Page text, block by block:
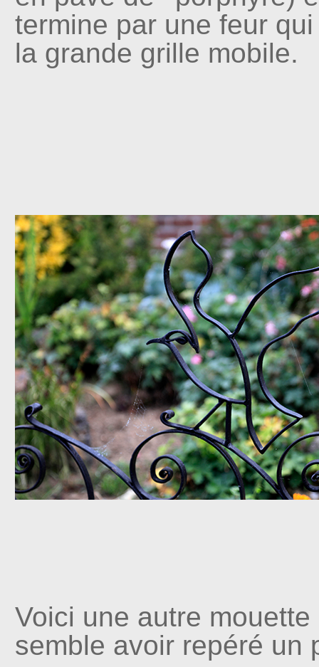
termine par une feur
la grande grille mobile.
Voici une autre mouette
semble avoir repéré un